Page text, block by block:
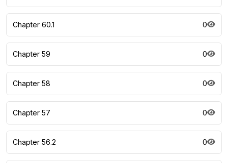
Chapter 60.1 0
Chapter 59 0
Chapter 58 0
Chapter 57 0
Chapter 56.2 0